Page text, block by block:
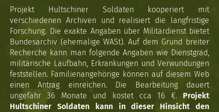
Projekt Hultschiner Soldaten kooperiert mit
verschiedenen Archiven und realisiert die langfristige
Forschung. Die exakte Angaben über Militärdienst bietet
Bundesarchiv (ehemalige WASt). Auf dem Grund breiter
Recherche kann man folgende Angaben wie Dienstgrad,
militärische Laufbahn, Erkrankungen und Verwundungen
feststellen. Familienangehörige können auf diesem Web
einen Antrag einreichen. Die Bearbeitung dauert
ungefähr 36 Monate und kostet cca 16 €. Projekt
Hultschiner Soldaten kann in dieser Hinsicht den